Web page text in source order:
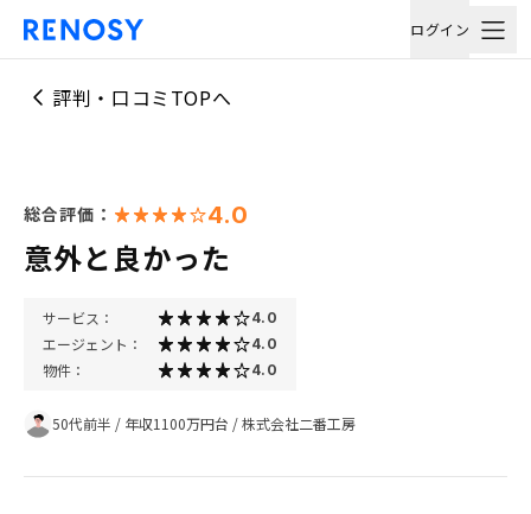
ログイン
評判・口コミTOPへ
総合評価： 4.0
意外と良かった
サービス： 4.0
エージェント： 4.0
物件： 4.0
50代前半 / 年収1100万円台 /株式会社二番工房